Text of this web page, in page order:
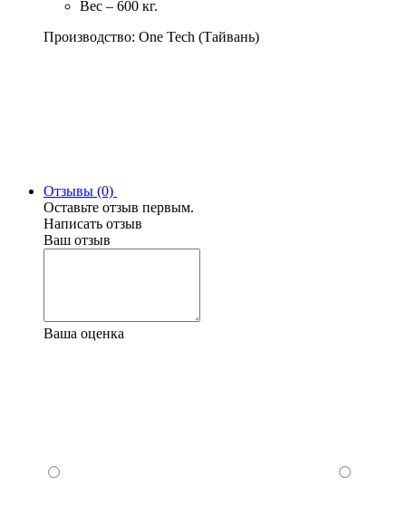
Вес – 600 кг.
Производство: One Tech (Тайвань)
Отзывы (0)
Оставьте отзыв первым.
Написать отзыв
Ваш отзыв
Ваша оценка